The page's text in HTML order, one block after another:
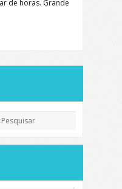
de horas. Grande